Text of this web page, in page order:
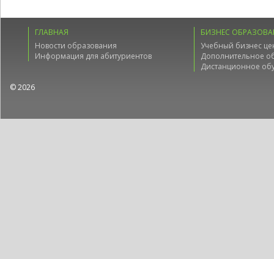
ГЛАВНАЯ
Новости образования
Информация для абитуриентов
БИЗНЕС
Учебный бизнес
Дополнительное
Дистанционное
© 2026